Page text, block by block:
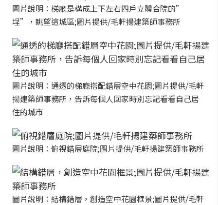
圖片說明：梯廳是構成上下左右四戶立體合院的”
埕”，眺望這城區;圖片提供/毛軒揚建築師事務所
圖片說明：通透的梯廳搭配錯層空中花園;圖片提供/毛軒
揚建築師事務所，告訴每個人回家時別忘記看看自己居
住的城市
圖片說明：俯視錯層庭院;圖片提供/毛軒揚建築師事務所
圖片說明：結構錯層，創造空中花園框景;圖片提供/毛軒